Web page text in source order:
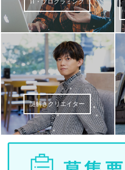
IT・プログラミング
謎解きクリエイター